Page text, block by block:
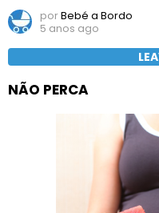
porBebé a Bordo
5 anos ago
NÃO PERCA